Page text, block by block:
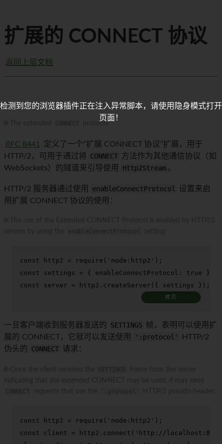
扩展的 CONNECT 协议
返回上层文档
CONNECT protocol
RFC 8441
定义了一个“扩展 CONNECT 协议”扩展，用于
HTTP/2，可用于通过将 CONNECT 方法作为其他通信协议（如
WebSockets）的隧道来引导使用
Http2Stream 。
HTTP/2 服务器通过使用 enableConnectProtocol
设置来启
用扩展 CONNECT 协议的使用：
const http2 = require ( 'node:http2'
const settings = { enableConnectProtocol : true
const server = http2. createServer ({ settings });
拷贝
一旦客户端收到服务器发送的 SETTINGS 帧，表明可以使用扩
展的 CONNECT，它就可以发送使用
':protocol'
HTTP/2
伪头的
CONNECT 请求：
const http2 = require ( 'node:http2'
const client = http2. connect ( 'http://
检测到您的浏览器插件正在注入异常脚本，请使用隐身模式打开
页面！